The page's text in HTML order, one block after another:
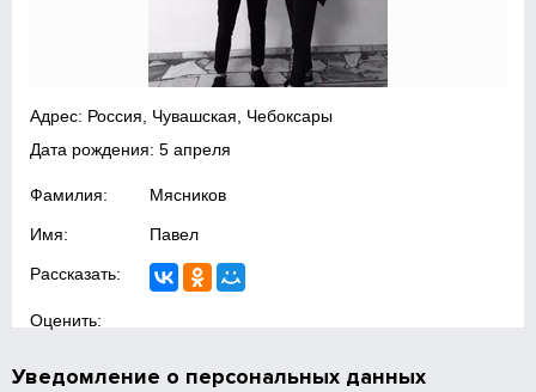
Адрес: Россия, Чувашская, Чебоксары
Дата рождения: 5 апреля
Фамилия: Мясников
Имя: Павел
Рассказать:
Оценить:
Уведомление о персональных данных